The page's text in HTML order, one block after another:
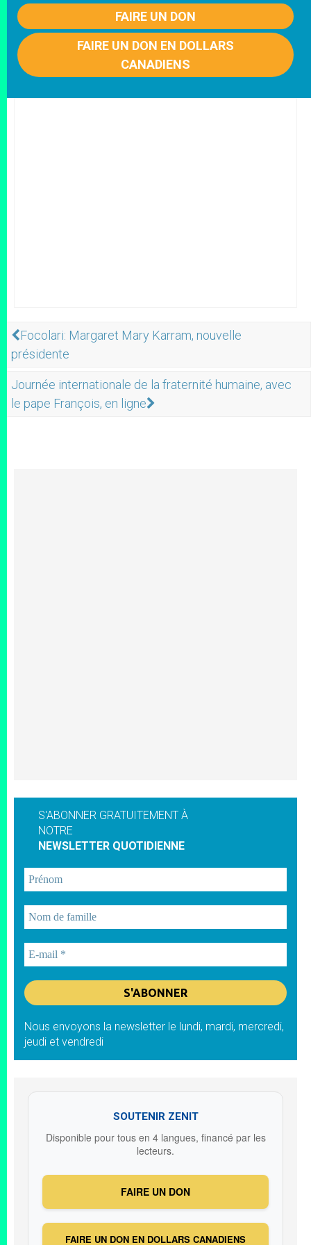
FAIRE UN DON
FAIRE UN DON EN DOLLARS
CANADIENS
Focolari: Margaret Mary Karram, nouvelle
présidente
Journée internationale de la fraternité humaine, avec
le pape François, en ligne
S'ABONNER GRATUITEMENT À
NOTRE
NEWSLETTER QUOTIDIENNE
Nous envoyons la newsletter le lundi, mardi, mercredi,
jeudi et vendredi
SOUTENIR ZENIT
Disponible pour tous en 4 langues, financé par les
lecteurs.
FAIRE UN DON
FAIRE UN DON EN DOLLARS CANADIENS